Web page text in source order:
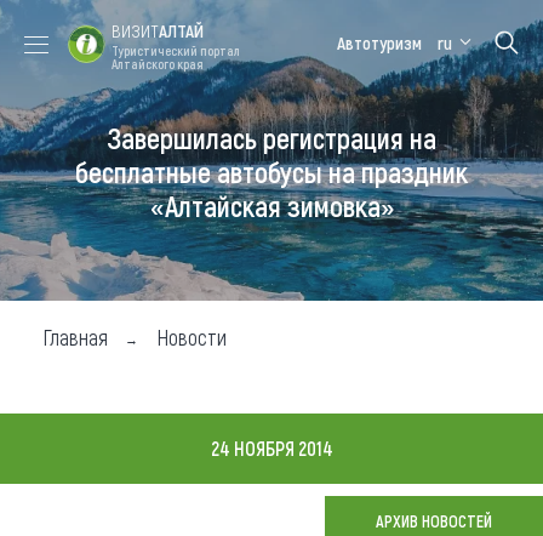
Форум VISIT
ALTAI
Цветение
маральника
Медицинский
форум
Алтайская
зимовка
Туры
Где побывать
Чем заняться
Карта
ВИЗИТАЛТАЙ
Туристический портал
Алтайского края
Автотуризм ru
Завершилась регистрация на
бесплатные автобусы на праздник
«Алтайская зимовка»
Главная Новости
24 НОЯБРЯ 2014
АРХИВ НОВОСТЕЙ